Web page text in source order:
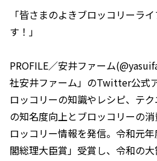
「皆さまのよきブロッコリーラ
す！」
PROFILE／安井ファーム
社安井ファーム」のTwitter公式
ロッコリーの知識やレシピ、テ
の知名度向上とブロッコリーの
ロッコリー情報を発信。令和元
閣総理大臣賞」受賞し、令和の